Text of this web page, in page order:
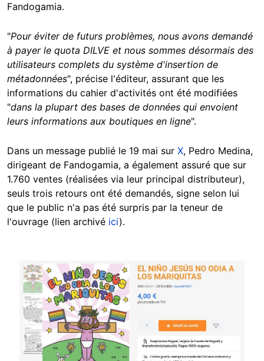
Fandogamia.
"Pour éviter de futurs problèmes, nous avons demandé
à payer le quota DILVE et nous sommes désormais des
utilisateurs complets du système d'insertion de
métadonnées", précise l'éditeur, assurant que les
informations du cahier d'activités ont été modifiées
"dans la plupart des bases de données qui envoient
leurs informations aux boutiques en ligne".
Dans un message publié le 19 mai sur X, Pedro Medina,
dirigeant de Fandogamia, a également assuré que sur
1.760 ventes (réalisées via leur principal distributeur),
seuls trois retours ont été demandés, signe selon lui
que le public n'a pas été surpris par la teneur de
l'ouvrage (lien archivé ici).
Image